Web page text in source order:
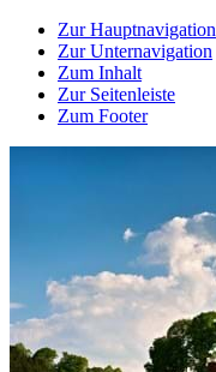
Zur Hauptnavigation
Zur Unternavigation
Zum Inhalt
Zur Seitenleiste
Zum Footer